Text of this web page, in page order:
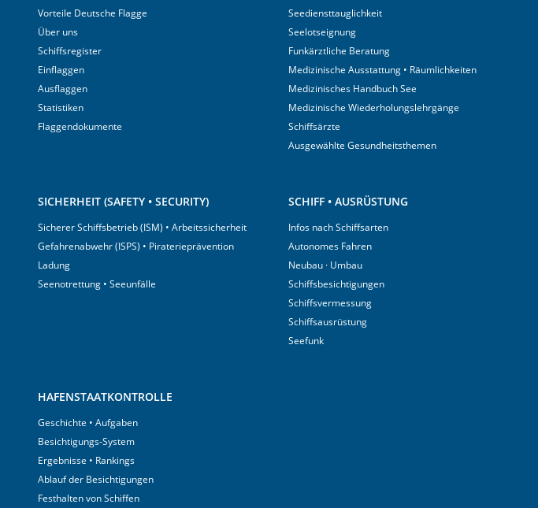
Vorteile Deutsche Flagge
Über uns
Schiffsregister
Einflaggen
Ausflaggen
Statistiken
Flaggendokumente
Seediensttauglichkeit
Seelotseignung
Funkärztliche Beratung
Medizinische Ausstattung • Räumlichkeiten
Medizinisches Handbuch See
Medizinische Wiederholungslehrgänge
Schiffsärzte
Ausgewählte Gesundheitsthemen
SICHERHEIT (SAFETY • SECURITY)
Sicherer Schiffsbetrieb (ISM) • Arbeitssicherheit
Gefahrenabwehr (ISPS) • Piraterieprävention
Ladung
Seenotrettung • Seeunfälle
SCHIFF • AUSRÜSTUNG
Infos nach Schiffsarten
Autonomes Fahren
Neubau · Umbau
Schiffsbesichtigungen
Schiffsvermessung
Schiffsausrüstung
Seefunk
HAFENSTAATKONTROLLE
Geschichte • Aufgaben
Besichtigungs-System
Ergebnisse • Rankings
Ablauf der Besichtigungen
Festhalten von Schiffen